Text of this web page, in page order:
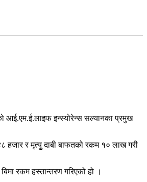
आई.एम.ई.लाइफ इन्स्योरेन्स सल्यानका प्रमुख
हजार र मृत्युु दाबी बाफतको रकम १० लाख गरी
रकम हस्तान्तरण गरिएको हो ।